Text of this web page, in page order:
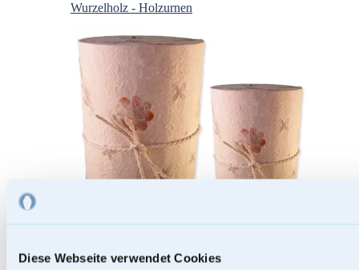
Diese Webseite verwendet Cookies
Wurzelholz - Holzurnen